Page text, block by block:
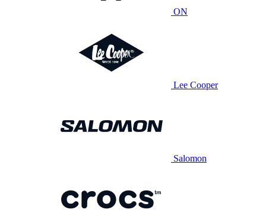
ON
Lee Cooper
Salomon